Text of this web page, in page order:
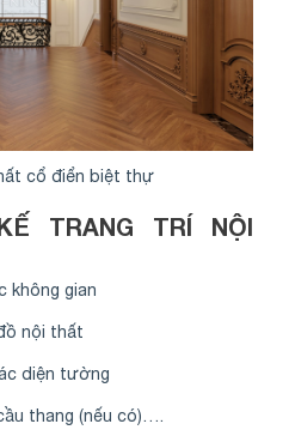
cổ điển biệt thự
TRANG TRÍ NỘI
không gian
nội thất
diện tường
thang (nếu có)….